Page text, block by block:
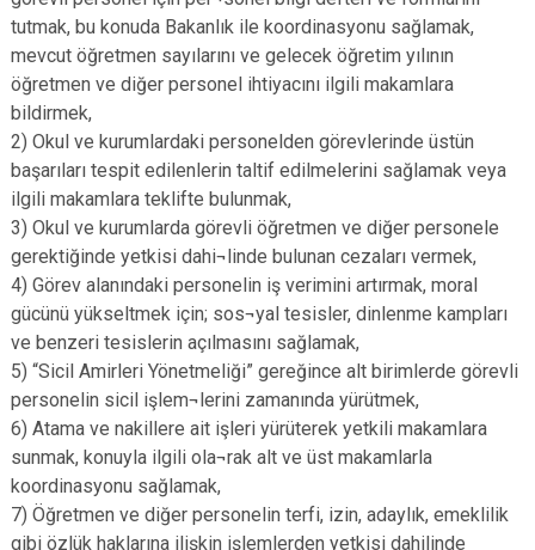
tutmak, bu konuda Bakanlık ile koordinasyonu sağlamak,
mevcut öğretmen sayılarını ve gelecek öğretim yılının
öğretmen ve diğer personel ihtiyacını ilgili makamlara
bildirmek,
2) Okul ve kurumlardaki personelden görevlerinde üstün
başarıları tespit edilenlerin taltif edilmelerini sağlamak veya
ilgili makamlara teklifte bulunmak,
3) Okul ve kurumlarda görevli öğretmen ve diğer personele
gerektiğinde yetkisi dahi¬linde bulunan cezaları vermek,
4) Görev alanındaki personelin iş verimini artırmak, moral
gücünü yükseltmek için; sos¬yal tesisler, dinlenme kampları
ve benzeri tesislerin açılmasını sağlamak,
5) “Sicil Amirleri Yönetmeliği” gereğince alt birimlerde görevli
personelin sicil işlem¬lerini zamanında yürütmek,
6) Atama ve nakillere ait işleri yürüterek yetkili makamlara
sunmak, konuyla ilgili ola¬rak alt ve üst makamlarla
koordinasyonu sağlamak,
7) Öğretmen ve diğer personelin terfi, izin, adaylık, emeklilik
gibi özlük haklarına ilişkin işlemlerden yetkisi dahilinde